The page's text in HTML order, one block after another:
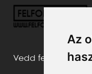
Az
Vedd fel velünk a